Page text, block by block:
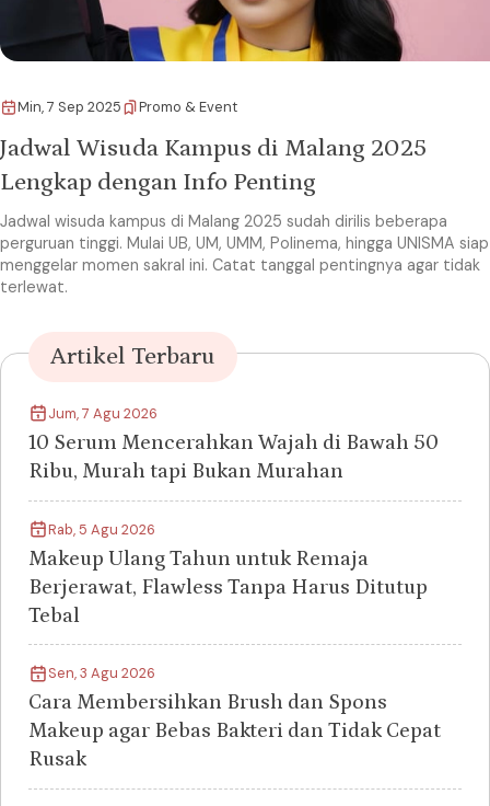
Min, 7 Sep 2025 Promo & Event
Jadwal Wisuda Kampus di Malang 2025
Lengkap dengan Info Penting
Jadwal wisuda kampus di Malang 2025 sudah dirilis beberapa
perguruan tinggi. Mulai UB, UM, UMM, Polinema, hingga UNISMA siap
menggelar momen sakral ini. Catat tanggal pentingnya agar tidak
terlewat.
Artikel Terbaru
Jum, 7 Agu 2026
10 Serum Mencerahkan Wajah di Bawah 50
Ribu, Murah tapi Bukan Murahan
Rab, 5 Agu 2026
Makeup Ulang Tahun untuk Remaja
Berjerawat, Flawless Tanpa Harus Ditutup
Tebal
Sen, 3 Agu 2026
Cara Membersihkan Brush dan Spons
Makeup agar Bebas Bakteri dan Tidak Cepat
Rusak